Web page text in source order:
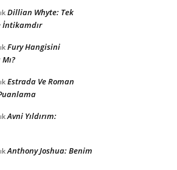
Dillian Whyte: Tek
İntikamdır
Fury Hangisini
Estrada Ve Roman
Avni Yıldırım:
Anthony Joshua: Benim